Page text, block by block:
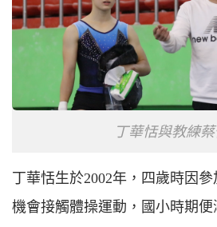
丁華恬與教練
丁華恬生於2002年，四歲時因
機會接觸體操運動，國小時期